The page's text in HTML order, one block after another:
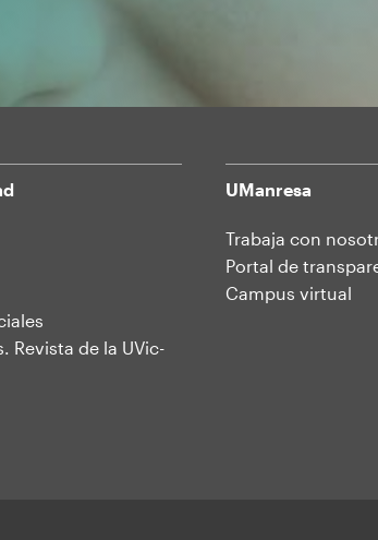
Revista de la UVic-
UManresa
Trabaja con
Portal de
Campus virtual